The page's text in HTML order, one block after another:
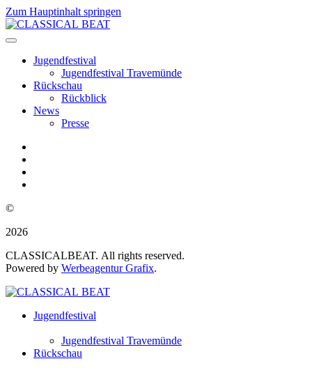
Zum Hauptinhalt springen
Jugendfestival
Jugendfestival Travemünde
Rückschau
Rückblick
News
Presse
©
2026
CLASSICALBEAT. All rights reserved.
Powered by Werbeagentur Grafix.
Jugendfestival
Jugendfestival Travemünde
Rückschau